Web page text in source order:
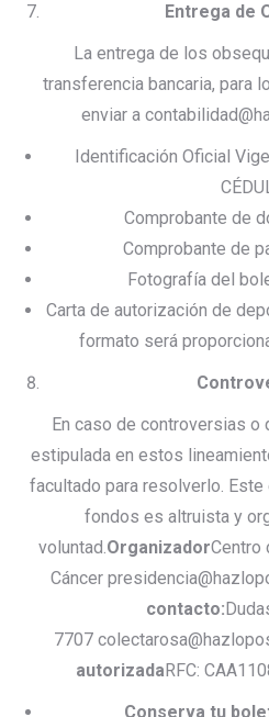
Entrega de
La entrega de los
transferencia bancaria, para
enviar a
Identificación Oficial
Comprobante de
Comprobante de
Fotografía del
Carta de autorización de
formato será
En caso de controversias o
estipulada en estos
facultado para resolverlo.
fondos es altruista y
voluntad.OrganizadorCentro
Cáncer
contacto:
7707
autorizadaRFC:
Conserva tu